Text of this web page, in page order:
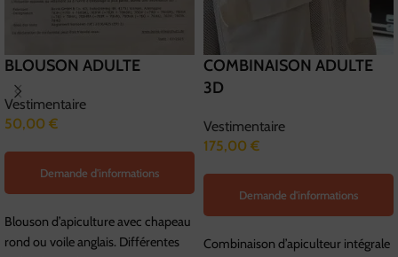
BLOUSON ADULTE
Vestimentaire
50,00 €
Demande d'informations
Blouson d’apiculture avec chapeau
rond ou voile anglais. Différentes
COMBINAISON ADULTE
3D
Vestimentaire
175,00 €
Demande d'informations
Combinaison d’apiculteur intégrale